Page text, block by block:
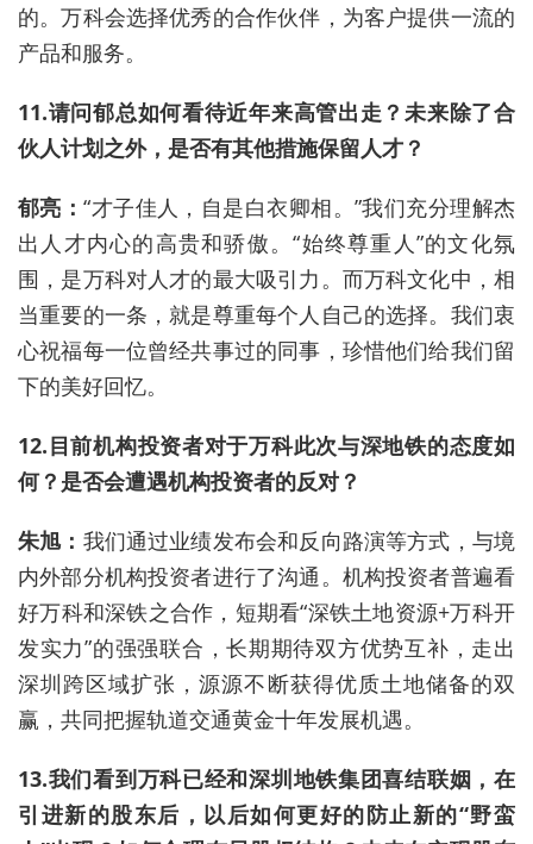
的。万科会选择优秀的合作伙伴，为客户提供一流的
产品和服务。
11.请问郁总如何看待近年来高管出走？未来除了合
伙人计划之外，是否有其他措施保留人才？
郁亮：“才子佳人，自是白衣卿相。”我们充分理解杰
出人才内心的高贵和骄傲。“始终尊重人”的文化氛
围，是万科对人才的最大吸引力。而万科文化中，相
当重要的一条，就是尊重每个人自己的选择。我们衷
心祝福每一位曾经共事过的同事，珍惜他们给我们留
下的美好回忆。
12.目前机构投资者对于万科此次与深地铁的态度如
何？是否会遭遇机构投资者的反对？
朱旭： 我们通过业绩发布会和反向路演等方式，与境
内外部分机构投资者进行了沟通。机构投资者普遍看
好万科和深铁之合作，短期看“深铁土地资源+万科开
发实力”的强强联合，长期期待双方优势互补，走出
深圳跨区域扩张，源源不断获得优质土地储备的双
赢，共同把握轨道交通黄金十年发展机遇。
13.我们看到万科已经和深圳地铁集团喜结联姻，在
引进新的股东后，以后如何更好的防止新的“野蛮